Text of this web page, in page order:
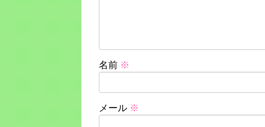
名前 ※
メール ※